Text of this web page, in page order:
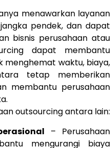
menawarkan layanan
pendek, dan dapat
bisnis perusahaan atau
dapat membantu
menghemat waktu, biaya,
tetap memberikan
membantu perusahaan
outsourcing antara lain:
– Perusahaan
mengurangi biaya